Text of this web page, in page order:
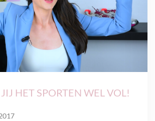
HET SPORTEN WEL VOL!